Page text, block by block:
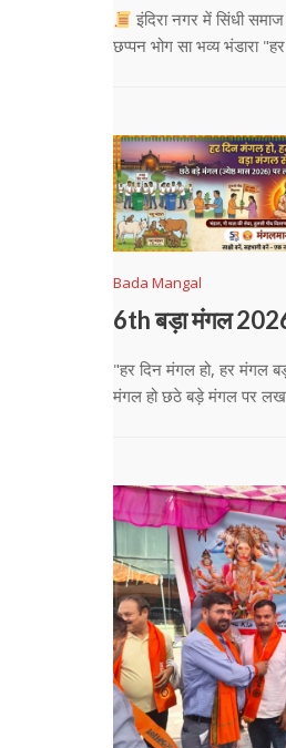
इंदिरा नगर में सिंधी
छप्पन भोग सा भव्य भंडारा
Bada Mangal
6th बड़ा मंगल
"हर दिन मंगल हो, हर मंगल
मंगल हो छठे बड़े मंगल पर